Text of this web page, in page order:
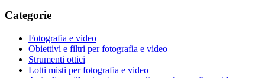
Categorie
Fotografia e video
Obiettivi e filtri per fotografia e video
Strumenti ottici
Lotti misti per fotografia e video